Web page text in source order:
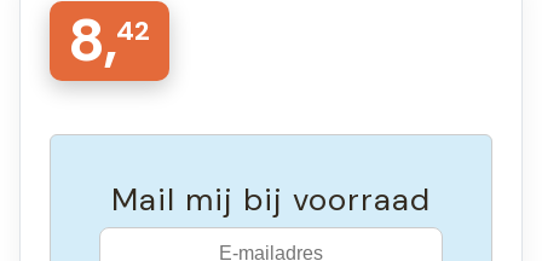
8,42
Mail mij bij voorraad